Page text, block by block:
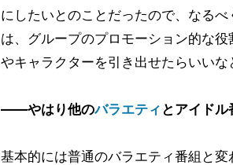
にしたいとのことだったので、なる
は、グループのプロモーション的な
やキャラクターを引き出せたらいいな
――やはり他のバラエティ とアイド
基本的には普通のバラエティ番組と